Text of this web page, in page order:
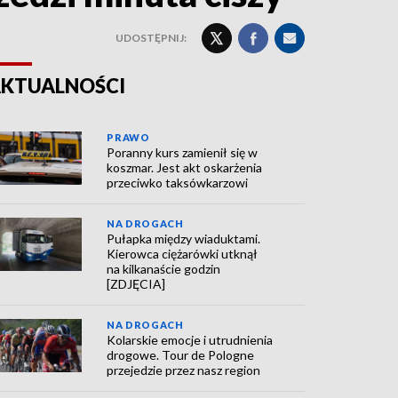
UDOSTĘPNIJ:
PRAWO
Poranny kurs zamienił się w
koszmar. Jest akt oskarżenia
przeciwko taksówkarzowi
NA DROGACH
Pułapka między wiaduktami.
Kierowca ciężarówki utknął
na kilkanaście godzin
[ZDJĘCIA]
NA DROGACH
Kolarskie emocje i utrudnienia
drogowe. Tour de Pologne
przejedzie przez nasz region